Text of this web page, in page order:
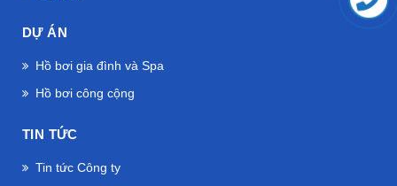
DỰ ÁN
Hồ bơi gia đình và Spa
Hồ bơi công cộng
TIN TỨC
Tin tức Công ty